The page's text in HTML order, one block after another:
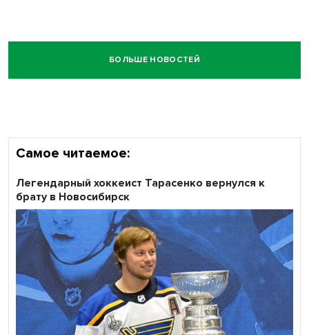
БОЛЬШЕ НОВОСТЕЙ
Самое читаемое:
Легендарный хоккеист Тарасенко вернулся к
брату в Новосибирск